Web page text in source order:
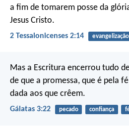
a fim de tomarem posse da
Jesus Cristo.
2 Tessalonicenses 2:14 evangelização
Mas a Escritura encerrou tudo
de que a promessa, que é pela
dada aos que crêem.
Gálatas 3:22 pecado confiança